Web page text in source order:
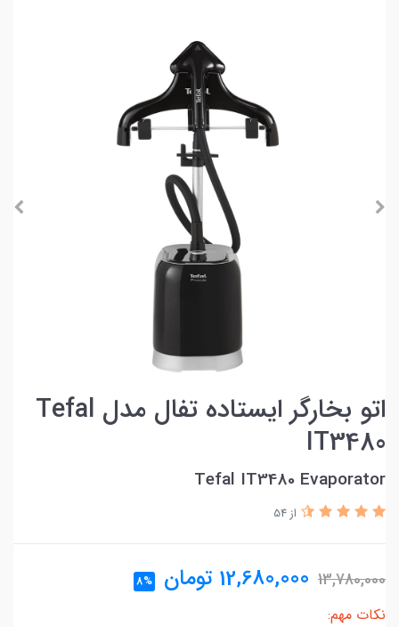
اتو بخارگر ایستاده تفال مدل Tefal
IT3480
Tefal IT3480 Evaporator
از 54
13,780,000
12,680,000 تومان 8%
نکات مهم: